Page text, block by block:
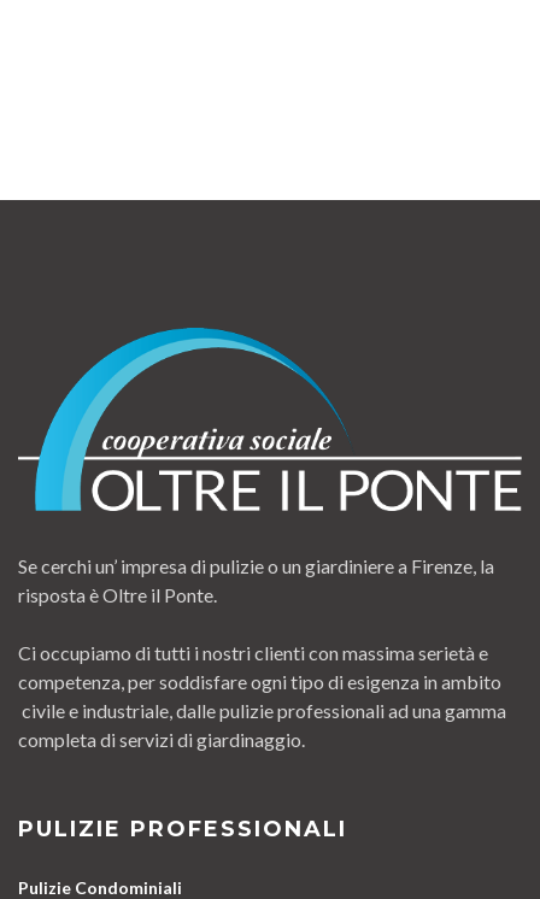
Se cerchi un’ impresa di pulizie o un giardiniere a Firenze, la
risposta è Oltre il Ponte.
Ci occupiamo di tutti i nostri clienti con massima serietà e
competenza, per soddisfare ogni tipo di esigenza in ambito
civile e industriale, dalle pulizie professionali ad una gamma
completa di servizi di giardinaggio.
PULIZIE PROFESSIONALI
Pulizie Condominiali